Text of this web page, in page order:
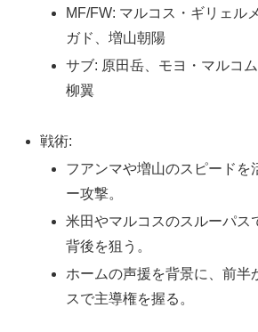
MF/FW: マルコス・ギリェル
ガド、増山朝陽
サブ: 原田岳、モヨ・マルコ
柳翼
戦術:
フアンマや増山のスピードを
ー攻撃。
米田やマルコスのスルーパス
背後を狙う。
ホームの声援を背景に、前半
スで主導権を握る。